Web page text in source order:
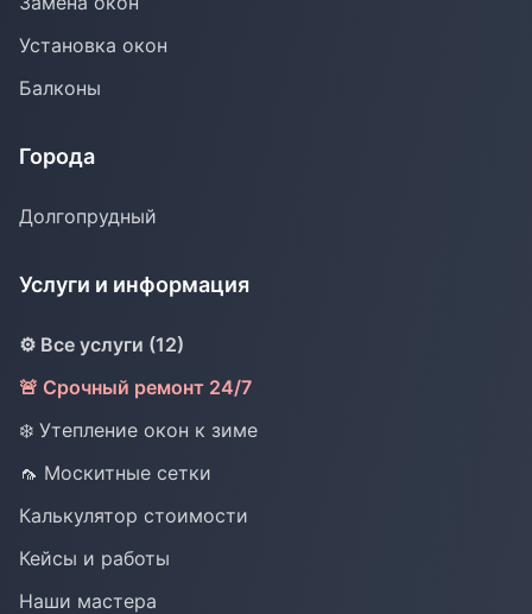
Установка окон
Балконы
Города
Долгопрудный
Услуги и информация
⚙️ Все услуги (12)
🚨 Срочный ремонт 24/7
❄️ Утепление окон к зиме
🦟 Москитные сетки
Калькулятор стоимости
Кейсы и работы
Наши мастера